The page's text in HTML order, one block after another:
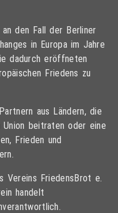
den Fall der Berliner
in Europa im Jahre
dadurch eröffneten
Friedens zu
aus Ländern, die
Union beitraten oder eine
Frieden und
Vereins FriedensBrot e.
handelt